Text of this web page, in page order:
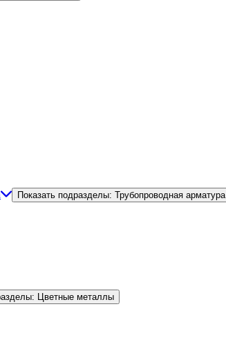
Показать подразделы: Трубопроводная арматура
Цветные металлы